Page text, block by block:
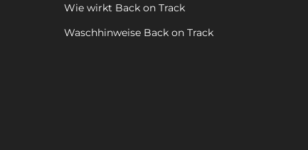
Wie wirkt Back on Track
Waschhinweise Back on Track